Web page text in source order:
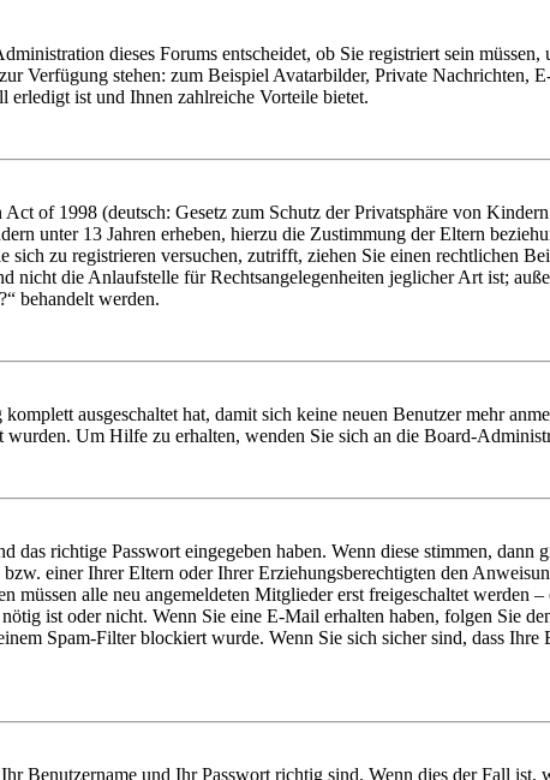
dieses Forums entscheidet, ob Sie registriert sein
Verfügung stehen: zum Beispiel Avatarbilder, Private Nachrichten,
erledigt ist und Ihnen zahlreiche Vorteile bietet.
of 1998 (deutsch: Gesetz zum Schutz der Privatsphäre von
unter 13 Jahren erheben, hierzu die Zustimmung der Eltern
sich zu registrieren versuchen, zutrifft, ziehen Sie einen rechtlichen
nicht die Anlaufstelle für Rechtsangelegenheiten jeglicher Art ist;
behandelt werden.
ausgeschaltet hat, damit sich keine neuen Benutzer mehr
wurden. Um Hilfe zu erhalten, wenden Sie sich an die Board-
das richtige Passwort eingegeben haben. Wenn diese stimmen, dann
bzw. einer Ihrer Eltern oder Ihrer Erziehungsberechtigten den
alle neu angemeldeten Mitglieder erst freigeschaltet werden
ist oder nicht. Wenn Sie eine E-Mail erhalten haben, folgen Sie
Spam-Filter blockiert wurde. Wenn Sie sich sicher sind, dass
Benutzername und Ihr Passwort richtig sind. Wenn dies der Fall ist,